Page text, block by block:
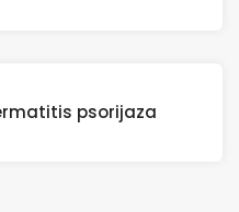
psorijaza